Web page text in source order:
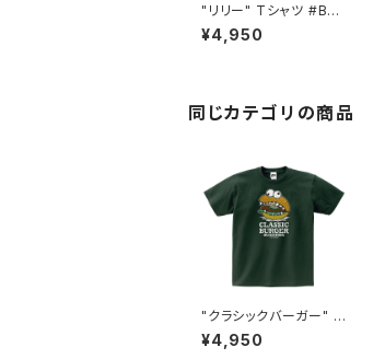
"リリー" Tシャツ #BS1
01046FGRN
¥4,950
同じカテゴリの商品
"クラシックバーガー" T
シャツ #BS101048FG
RN
¥4,950